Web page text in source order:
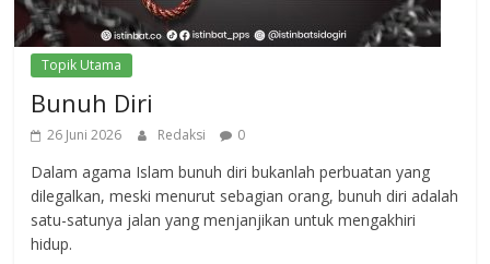
Topik Utama
Bunuh Diri
26 Juni 2026 Redaksi 0
Dalam agama Islam bunuh diri bukanlah perbuatan yang
dilegalkan, meski menurut sebagian orang, bunuh diri adalah
satu-satunya jalan yang menjanjikan untuk mengakhiri
hidup.